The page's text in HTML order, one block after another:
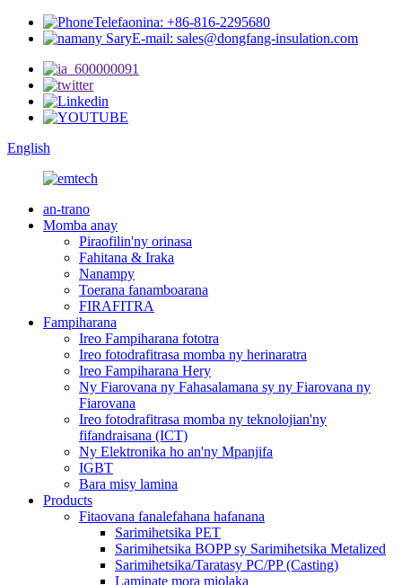
Telefaonina: +86-816-2295680
E-mail: sales@dongfang-insulation.com
English
an-trano
Momba anay
Piraofilin'ny orinasa
Fahitana & Iraka
Nanampy
Toerana fanamboarana
FIRAFITRA
Fampiharana
Ireo Fampiharana fototra
Ireo fotodrafitrasa momba ny herinaratra
Ireo Fampiharana Hery
Ny Fiarovana ny Fahasalamana sy ny Fiarovana ny
Fiarovana
Ireo fotodrafitrasa momba ny teknolojian'ny
fifandraisana (ICT)
Ny Elektronika ho an'ny Mpanjifa
IGBT
Bara misy lamina
Products
Fitaovana fanalefahana hafanana
Sarimihetsika PET
Sarimihetsika BOPP sy Sarimihetsika Metalized
Sarimihetsika/Taratasy PC/PP (Casting)
Laminate mora miolaka